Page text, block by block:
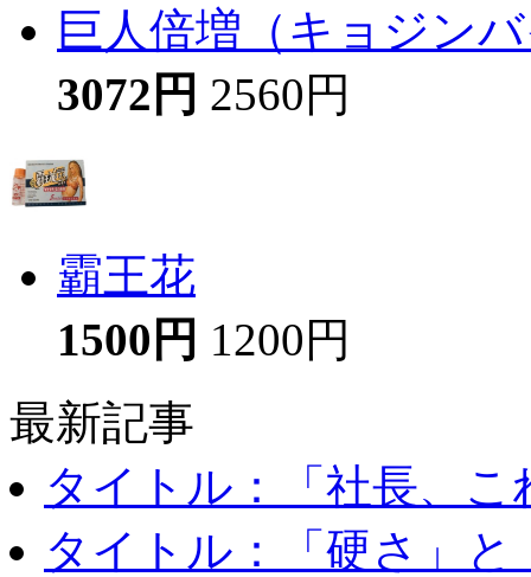
巨人倍増（キョジン
3072円 2560円
霸王花
1500円 1200円
最新記事
タイトル：「社長、こ
タイトル：「硬さ」と